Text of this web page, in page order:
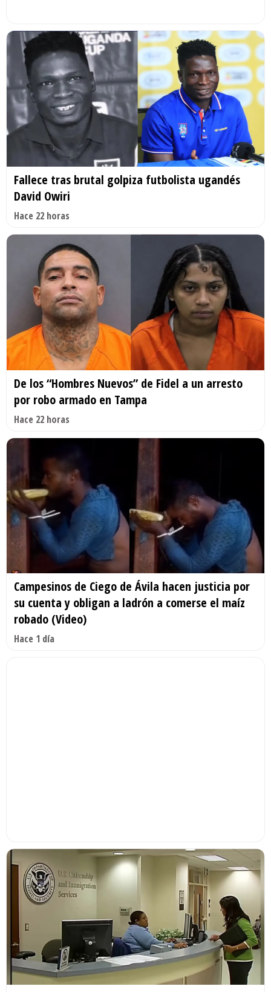
Fallece tras brutal golpiza futbolista ugandés
David Owiri
Hace 22 horas
De los “Hombres Nuevos” de Fidel a un arresto
por robo armado en Tampa
Hace 22 horas
Campesinos de Ciego de Ávila hacen justicia por
su cuenta y obligan a ladrón a comerse el maíz
robado (Video)
Hace 1 día